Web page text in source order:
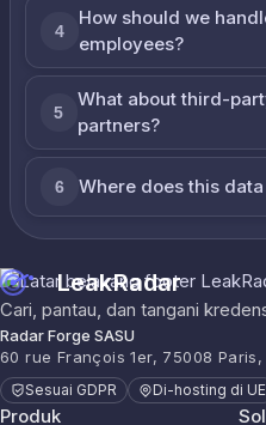
4
How should we
employees?
5
What about third-
partners?
6 Where does this
LeakRadar
Cari, pantau, dan tangani
Radar Forge SASU
60 rue François 1er, 75008
Sesuai GDPR Di-hosting di UE
Produk